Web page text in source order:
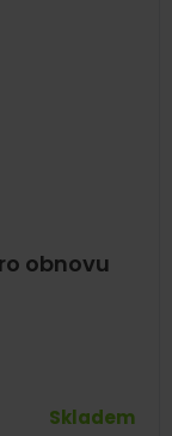
obnovu
Skladem